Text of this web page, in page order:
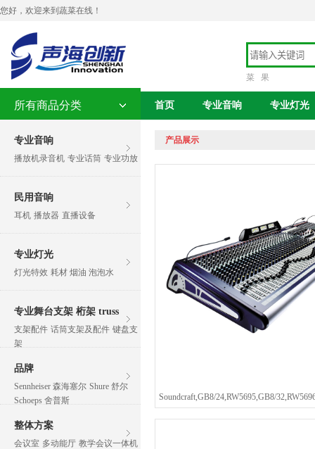
您好，欢迎来到蔬菜在线！
菜 果
所有商品分类
专业音响
播放机录音机 专业话筒 专业功放
民用音响
耳机 播放器 直播设备
专业灯光
灯光特效 耗材 烟油 泡泡水
专业舞台支架 桁架 truss
支架配件 话筒支架及配件 键盘支
架
品牌
Sennheiser 森海塞尔 Shure 舒尔
Schoeps 舍普斯
整体方案
会议室 多动能厅 教学会议一体机
首页 专业音响 专业灯光
产品展示